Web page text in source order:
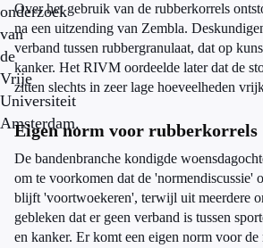
onderzoek
van
de
Vrije
Universiteit
Amsterdam.
Over het gebruik van de rubberkorrels
na een uitzending van Zembla.
verband tussen rubbergranulaat, dat op
kanker. Het RIVM oordeelde later dat de
zitten slechts in zeer lage hoeveelheden
Eigen norm voor rubberkorrels
De bandenbranche kondigde
om te voorkomen dat de 'normendiscussie'
blijft 'voortwoekeren', terwijl uit meerdere
gebleken dat er geen verband is tussen
en kanker. Er komt een eigen norm voor